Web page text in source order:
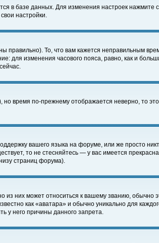
в базе данных. Для изменения настроек
настройки.
То, что вам кажется неправильным
для изменения часового пояса, равно, как и
но время по-прежнему отображается неверно, то
вашего языка на форуме, или же просто
то не стесняйтесь — у вас имеется
страниц форума).
них может относиться к вашему званию, обычно
как «аватара» и обычно уникально для
у него причины данного запрета.